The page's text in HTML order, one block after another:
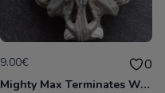
9.00€ 0
Mighty Max Terminates Wolfship 7